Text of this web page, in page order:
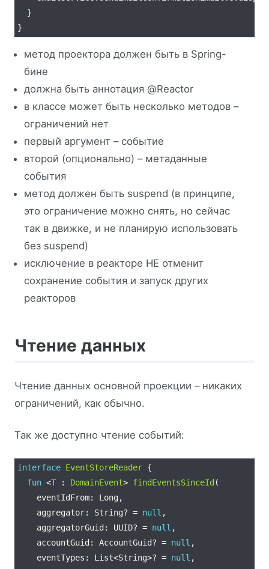
метод проектора должен быть в Spring-
бине
должна быть аннотация @Reactor
в классе может быть несколько методов –
ограничений нет
первый аргумент – событие
второй (опционально) – метаданные
события
метод должен быть suspend (в принципе,
это ограничение можно снять, но сейчас
так в движке, и не планирую использовать
без suspend)
исключение в реакторе НЕ отменит
сохранение события и запуск других
реакторов
Чтение данных
Чтение данных основной проекции – никаких
ограничений, как обычно.
Так же доступно чтение событий:
interface EventStoreReader
fun <T : DomainEvent> findEventsSinceId
    aggregator: String? =
null
    aggregatorGuid: UUID? =
null
    accountGuid: AccountGuid? =
null
    eventTypes: List<String>? =
null